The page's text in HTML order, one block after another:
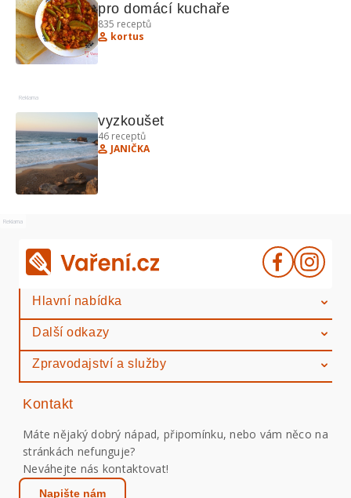
pro domácí kuchaře
835 receptů
kortus
Reklama
vyzkoušet
46 receptů
JANIČKA
Reklama
Hlavní nabídka
Další odkazy
Zpravodajství a služby
Kontakt
Máte nějaký dobrý nápad, připomínku, nebo vám něco na
stránkách nefunguje?
Neváhejte nás kontaktovat!
Napište nám